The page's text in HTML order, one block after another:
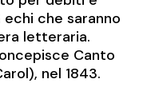
che saranno
letteraria.
Canto
nel 1843.